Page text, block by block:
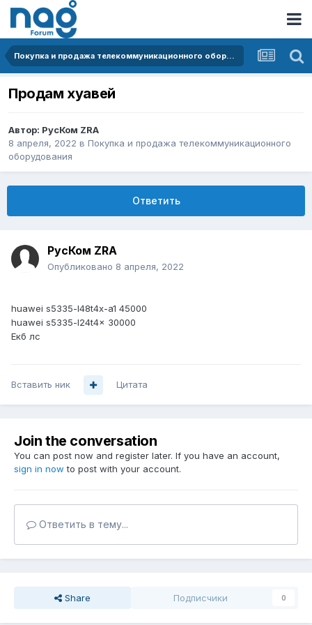
Покупка и продажа телекоммуникационного оборудования
Продам хуавей
Автор: РусКом ZRA
8 апреля, 2022 в Покупка и продажа телекоммуникационного
оборудования
Ответить
РусКом ZRA
Опубликовано 8 апреля, 2022
huawei s5335-l48t4x-a1 45000
huawei s5335-l24t4x 30000
Екб лс
Вставить ник Цитата
Join the conversation
You can post now and register later. If you have an account,
sign in now to post with your account.
Ответить в тему...
Share Подписчики 0